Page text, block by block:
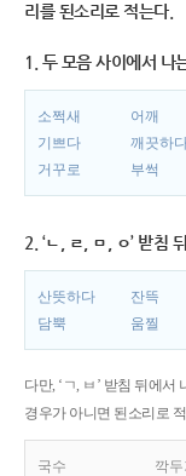
리를 된소리로 적는다.
1. 두 모음 사이에서 나
소쩍새 어깨
기쁘다
깨끗하
거꾸로
부썩
2. ‘ㄴ, ㄹ, ㅁ, ㅇ’ 받침
산뜻하다 잔뜩
담뿍
움찔
다만, ‘ㄱ, ㅂ’ 받침 뒤에
경우가 아니면 된소리로
국수 깍두